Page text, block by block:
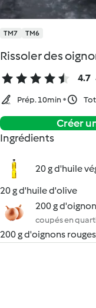
TM7 TM6
Rissoler des
4.7
Prép. 10min
Créer
Ingrédients
20 g d'huile
20 g d'huile d'olive
200 g
coupés en
200 g d'oignons